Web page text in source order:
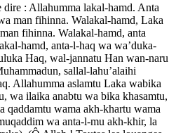
dire : Allahumma lakal-hamd. Anta
man fihinna. Walakal-hamd, Laka
fihinna. Walakal-hamd, anta
hamd, anta-l-haq wa wa’duka-
Haq, wal-jannatu Han wan-naru
sallal-lahu’alaihi
Allahumma aslamtu Laka wabika
wa ilaika anabtu wa bika khasamtu,
qaddamtu wama akh-khartu wama
wa anta-l-mu akh-khir, la